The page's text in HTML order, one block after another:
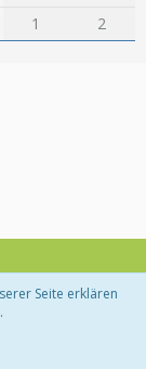
1 2
Seite erklären